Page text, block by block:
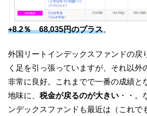
+8.2％ 68,035円のプラス。
外国リートインデックスファンドの戻
く足を引っ張っていますが、それ以外
非常に良好。これまでで一番の成績と
地味に、 税金が戻るのが大きい ・・。
ンデックスファンドも最近は（これで